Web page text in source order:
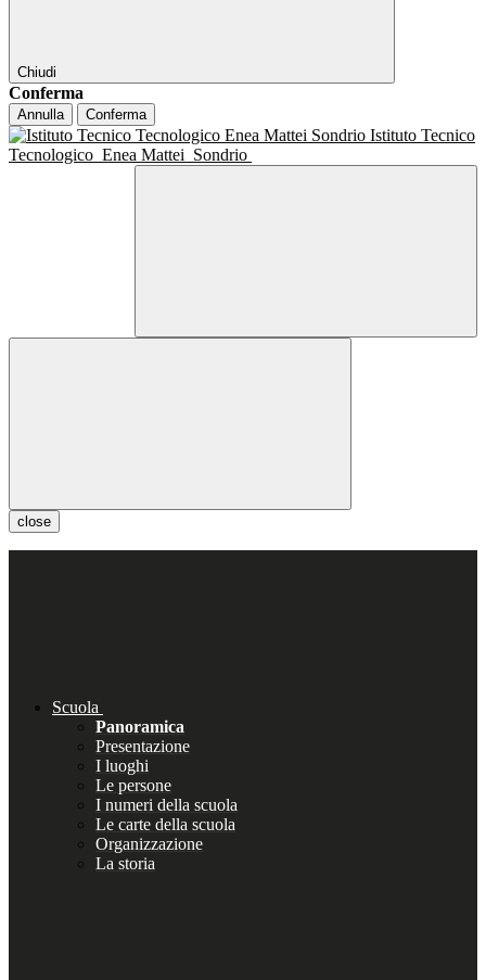
Chiudi
Conferma
Annulla Conferma
Istituto Tecnico
Tecnologico Enea Mattei Sondrio
close
Scuola
Panoramica
Presentazione
I luoghi
Le persone
I numeri della scuola
Le carte della scuola
Organizzazione
La storia